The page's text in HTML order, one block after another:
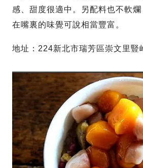
感、甜度很適中。另配料也不軟
在嘴裏的味覺可說相當豐富。
地址：224新北市瑞芳區崇文里豎